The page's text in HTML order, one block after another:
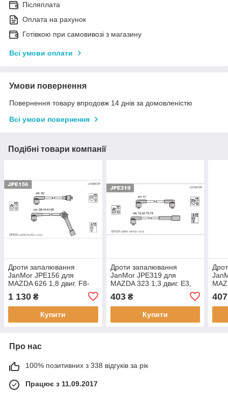
Післяплата
Оплата на рахунок
Готівкою при самовивозі з магазину
Всі умови оплати
Умови повернення
Повернення товару впродовж 14 днів за домовленістю
Всі умови повернення
Подібні товари компанії
Дроти запалювання
JanMor JPE156 для
MAZDA 626 1,8 двиг. F8-
двиг. FE KAT., 2,0 I, 929 2,2
I двиг. F2-EGI,
1 130 ₴
Купити
Дроти запалювання
JanMor JPE319 для
MAZDA 323 1,3 двиг. E3,
B383, 1,3 I двиг. B3E, 1,3
16V двиг. B3 (16V), 1,4
двиг. B3, 1,6 GT
403₴
Купити
FE,
407
Про нас
100% позитивних з 338 відгуків за рік
Працює з 11.09.2017